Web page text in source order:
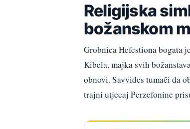
Religijska
božanskom
Grobnica Hefestiona bogata
Kibela, majka svih
obnovi. Savvides tumači da
trajni utjecaj Perzefonine